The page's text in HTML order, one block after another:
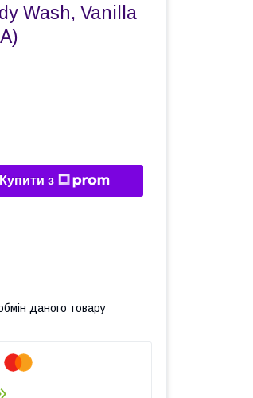
Wash, Vanilla
Купити з
даного товару